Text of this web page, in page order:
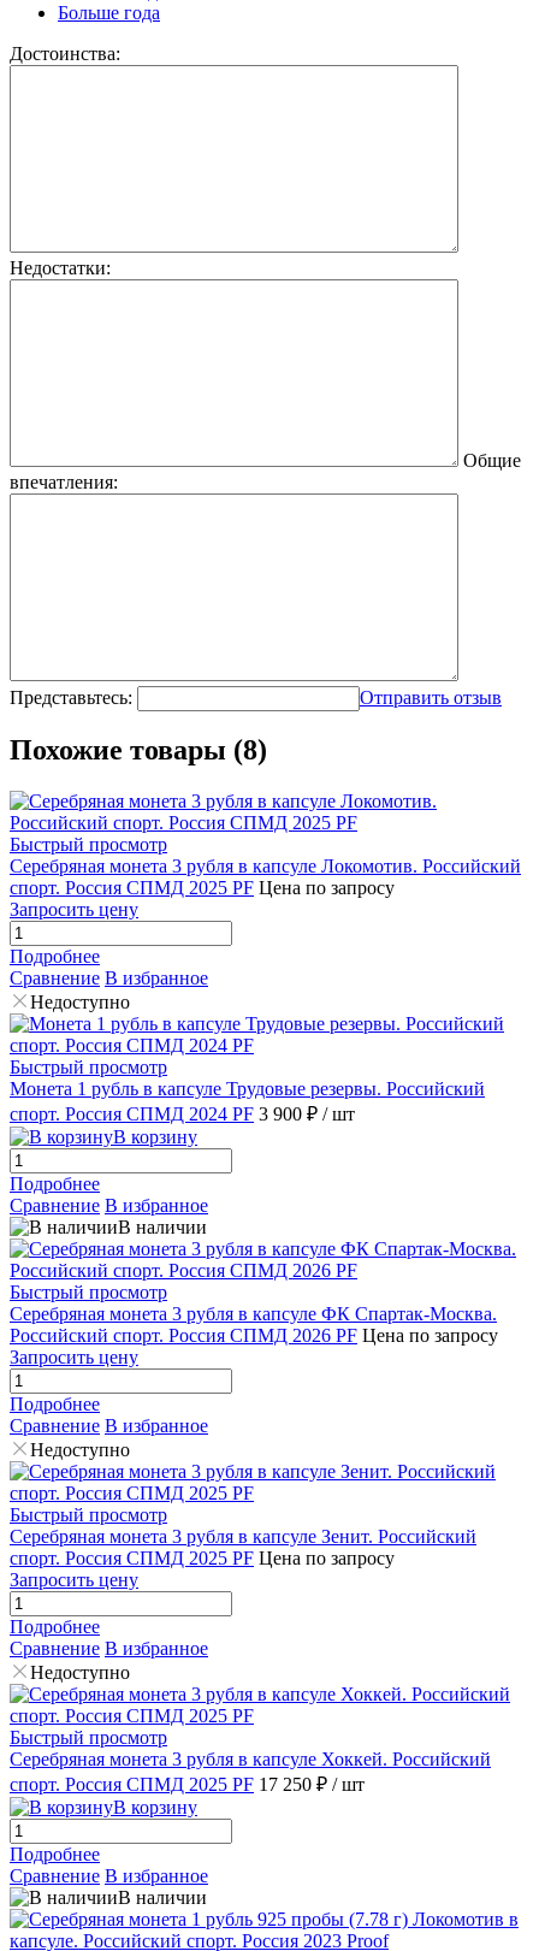
Больше года
Достоинства:
Недостатки:
Общие
впечатления:
Представьтесь: Отправить отзыв
Похожие товары (8)
Быстрый просмотр
Серебряная монета 3 рубля в капсуле Локомотив. Российский
спорт. Россия СПМД 2025 PF Цена по запросу
Запросить цену
Подробнее
Сравнение В избранное
Недоступно
Быстрый просмотр
Монета 1 рубль в капсуле Трудовые резервы. Российский
спорт. Россия СПМД 2024 PF 3 900 ₽ / шт
В корзину
Подробнее
Сравнение В избранное
В наличии
Быстрый просмотр
Серебряная монета 3 рубля в капсуле ФК Спартак-Москва.
Российский спорт. Россия СПМД 2026 PF Цена по запросу
Запросить цену
Подробнее
Сравнение В избранное
Недоступно
Быстрый просмотр
Серебряная монета 3 рубля в капсуле Зенит. Российский
спорт. Россия СПМД 2025 PF Цена по запросу
Запросить цену
Подробнее
Сравнение В избранное
Недоступно
Быстрый просмотр
Серебряная монета 3 рубля в капсуле Хоккей. Российский
спорт. Россия СПМД 2025 PF 17 250 ₽ / шт
В корзину
Подробнее
Сравнение В избранное
В наличии